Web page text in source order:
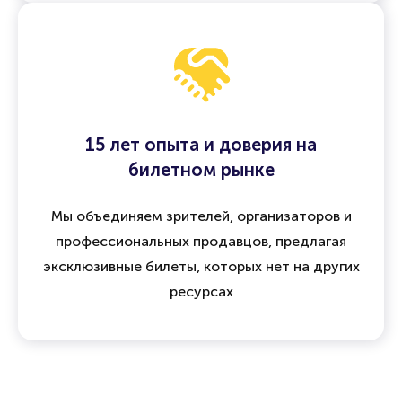
15 лет опыта и доверия на
билетном рынке
Мы объединяем зрителей, организаторов и
профессиональных продавцов, предлагая
эксклюзивные билеты, которых нет на других
ресурсах